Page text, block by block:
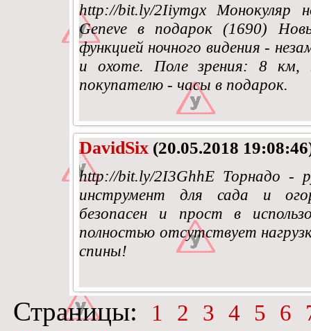
http://bit.ly/2Iiymgx Монокуляр
Geneve в подарок (1690)
функцией ночного видения -
и охоте. Поле зрения: 8 км,
покупателю - часы в подарок.
DavidSix (20.05.2018
http://bit.ly/2I3GhhE Торнадо -
инструмент для сада и
безопасен и прост в
полностью отсутствует
спины!
Страницы: 1 2 3 4 5 6